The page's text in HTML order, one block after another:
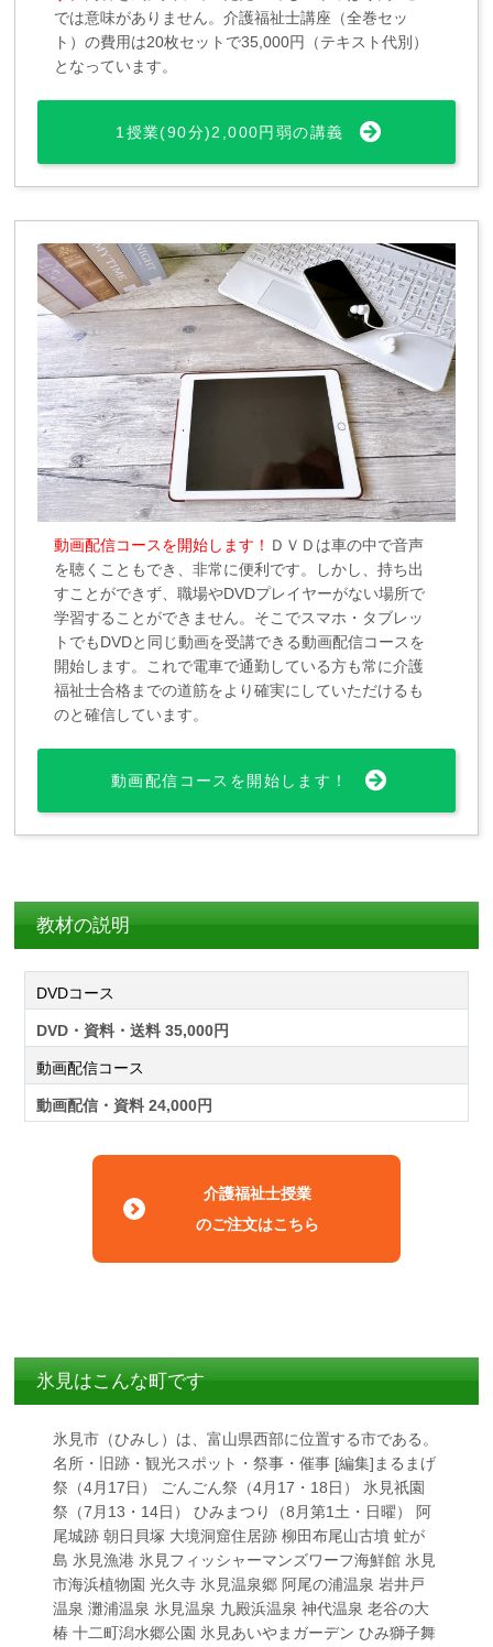
では意味がありません。介護福祉士講座（全巻セッ
ト）の費用は20枚セットで35,000円（テキスト代別）
となっています。
1授業(90分)2,000円弱の講義
動画配信コースを開始します！ ＤＶＤは車の中で音声
を聴くこともでき、非常に便利です。しかし、持ち出
すことができず、職場やDVDプレイヤーがない場所で
学習することができません。そこでスマホ・タブレッ
トでもDVDと同じ動画を受講できる動画配信コースを
開始します。これで電車で通勤している方も常に介護
福祉士合格までの道筋をより確実にしていただけるも
のと確信しています。
動画配信コースを開始します！
教材の説明
DVDコース
DVD・資料・送料 35,000円
動画配信コース
動画配信・資料 24,000円
介護福祉士授業
のご注文はこちら
氷見はこんな町です
氷見市（ひみし）は、富山県西部に位置する市である。
名所・旧跡・観光スポット・祭事・催事 [編集]まるまげ
祭（4月17日） ごんごん祭（4月17・18日） 氷見祇園
祭（7月13・14日） ひみまつり（8月第1土・日曜） 阿
尾城跡 朝日貝塚 大境洞窟住居跡 柳田布尾山古墳 虻が
島 氷見漁港 氷見フィッシャーマンズワーフ海鮮館 氷見
市海浜植物園 光久寺 氷見温泉郷 阿尾の浦温泉 岩井戸
温泉 灘浦温泉 氷見温泉 九殿浜温泉 神代温泉 老谷の大
椿 十二町潟水郷公園 氷見あいやまガーデン ひみ獅子舞